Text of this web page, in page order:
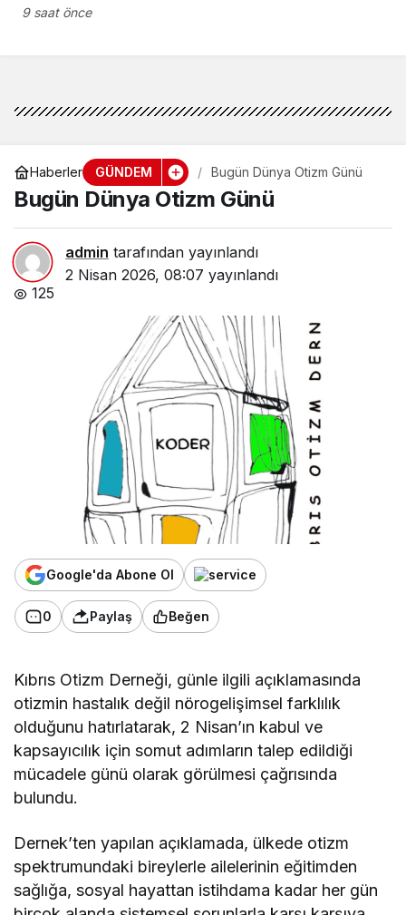
kaybettik”
9 saat önce
Haberler GÜNDEM Bugün Dünya Otizm Günü
Bugün Dünya Otizm Günü
admin tarafından yayınlandı
2 Nisan 2026, 08:07 yayınlandı
125
Google'da Abone Ol
0 Paylaş Beğen
Kıbrıs Otizm Derneği, günle ilgili açıklamasında
otizmin hastalık değil nörogelişimsel farklılık
olduğunu hatırlatarak, 2 Nisan’ın kabul ve
kapsayıcılık için somut adımların talep edildiği
mücadele günü olarak görülmesi çağrısında
bulundu.
Dernek’ten yapılan açıklamada, ülkede otizm
spektrumundaki bireylerle ailelerinin eğitimden
sağlığa, sosyal hayattan istihdama kadar her gün